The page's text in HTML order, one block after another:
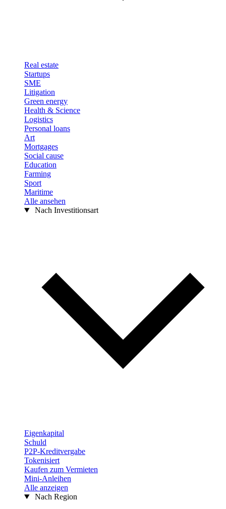
Real estate
Startups
SME
Litigation
Green energy
Health & Science
Logistics
Personal loans
Art
Mortgages
Social cause
Education
Farming
Sport
Maritime
Alle ansehen
Nach Investitionsart
Eigenkapital
Schuld
P2P-Kreditvergabe
Tokenisiert
Kaufen zum Vermieten
Mini-Anleihen
Alle anzeigen
Nach Region